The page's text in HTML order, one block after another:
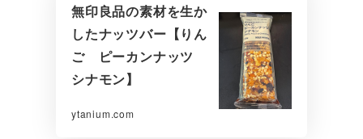
無印良品の素材を生か
したナッツバー【りん
ご ピーカンナッツ
シナモン】
ytanium.com